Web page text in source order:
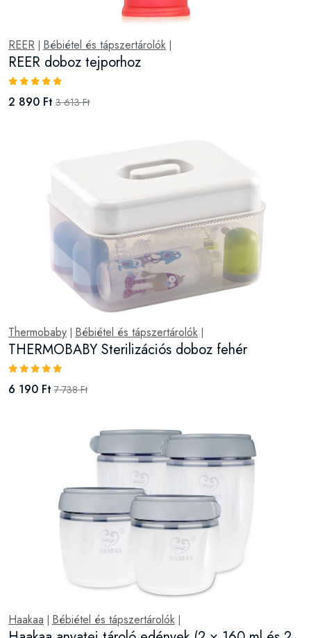
REER Bébiétel és tápszertárolók
REER doboz tejporhoz
2 890 Ft 3 613 Ft
Thermobaby Bébiétel és tápszertárolók
THERMOBABY Sterilizációs doboz fehér
6 190 Ft 7 738 Ft
Haakaa Bébiétel és tápszertárolók